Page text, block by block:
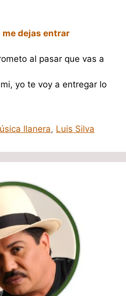
me dejas entrar
al pasar que vas a
yo te voy a entregar lo
llanera, Luis Silva